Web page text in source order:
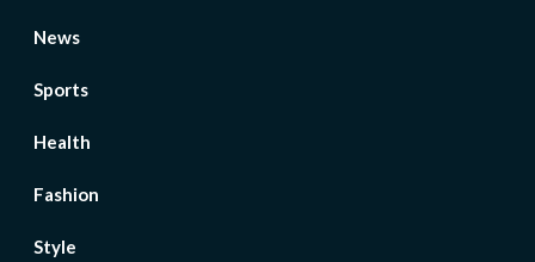
News
Sports
Health
Fashion
Style